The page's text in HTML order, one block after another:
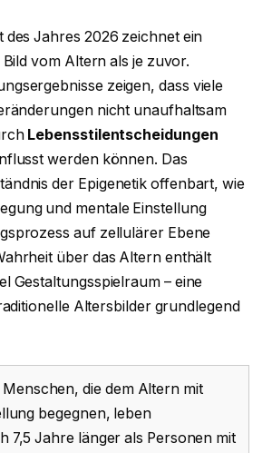
des Jahres 2026 zeichnet ein
vom Altern als je zuvor.
zeigen, dass viele
nicht unaufhaltsam
Lebensstilentscheidungen
werden können. Das
der Epigenetik offenbart, wie
und mentale Einstellung
auf zellulärer Ebene
über das Altern enthält
Gestaltungsspielraum – eine
Altersbilder grundlegend
Menschen, die dem Altern mit
begegnen, leben
7,5 Jahre länger als Personen mit